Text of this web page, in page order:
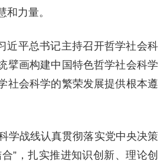
和力量。
近平总书记主持召开哲学社会科
擘画构建中国特色哲学社会科学
社会科学的繁荣发展提供根本遵
学战线认真贯彻落实党中央决策
”，扎实推进知识创新、理论创